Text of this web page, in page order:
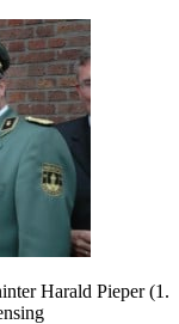
Harald Pieper (1.